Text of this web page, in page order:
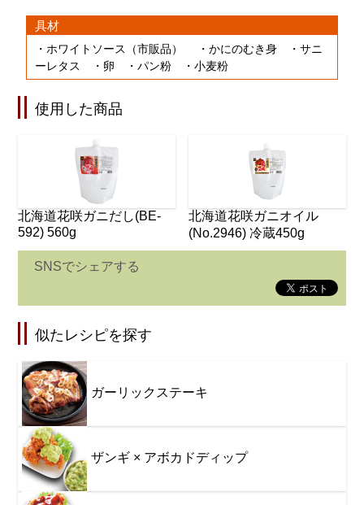
具材
・ホワイトソース（市販品） ・かにのむき身 ・サニ
ーレタス ・卵 ・パン粉 ・小麦粉
使用した商品
北海道花咲ガニだし(BE-
592) 560g
北海道花咲ガニオイル
(No.2946) 冷蔵450g
SNSでシェアする
似たレシピを探す
ガーリックステーキ
ザンギ × アボカドディップ